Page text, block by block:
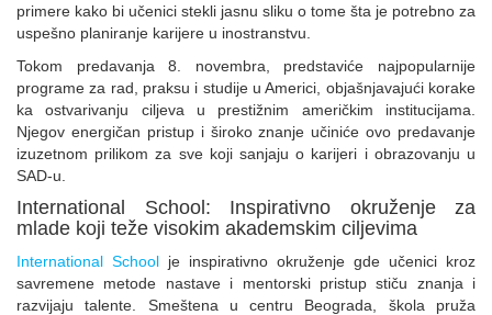
primere kako bi učenici stekli jasnu sliku o tome šta je potrebno za
uspešno planiranje karijere u inostranstvu.
Tokom predavanja 8. novembra, predstaviće najpopularnije
programe za rad, praksu i studije u Americi, objašnjavajući korake
ka ostvarivanju ciljeva u prestižnim američkim institucijama.
Njegov energičan pristup i široko znanje učiniće ovo predavanje
izuzetnom prilikom za sve koji sanjaju o karijeri i obrazovanju u
SAD-u.
International School: Inspirativno okruženje za
mlade koji teže visokim akademskim ciljevima
International School je inspirativno okruženje gde učenici kroz
savremene metode nastave i mentorski pristup stiču znanja i
razvijaju talente. Smeštena u centru Beograda, škola pruža